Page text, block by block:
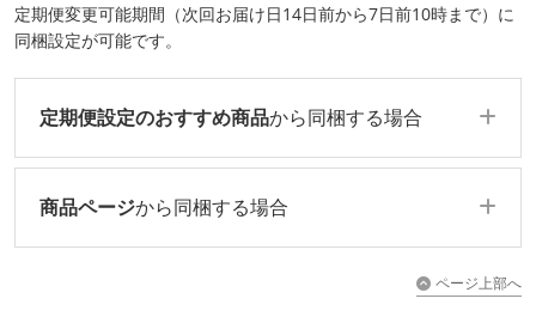
定期便変更可能期間（次回お届け日14日前から7日前10時まで）に
同梱設定が可能です。
定期便設定のおすすめ商品から同梱する場合
商品ページから同梱する場合
ページ上部へ